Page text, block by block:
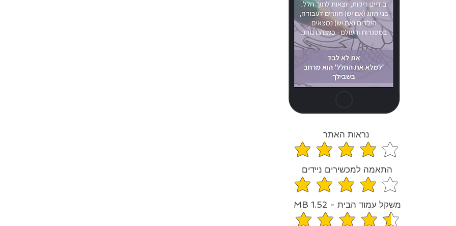
נראות האתר
average rating is 4 out of
התאמה למכשירים ניידים
average rating is 4 out of
משקל עמוד הבית - 1.52 MB